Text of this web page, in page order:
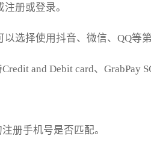
填写短信验证码即可完成注册或登录‌。
登录‌：您也可以选择使用抖音、微
Credit and Debit card、GrabPay
册手机号是否匹配。